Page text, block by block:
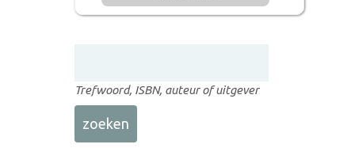
Trefwoord, ISBN, auteur of uitgever